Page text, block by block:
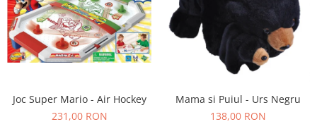
Joc Super Mario - Air Hockey
231,00 RON
Mama si Puiul - Urs Negru
138,00 RON